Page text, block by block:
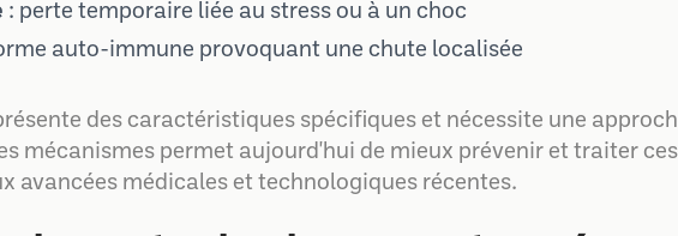
: perte temporaire liée au stress ou à un choc
auto-immune provoquant une chute localisée
des caractéristiques spécifiques et nécessite une
mécanismes permet aujourd'hui de mieux prévenir et traiter
avancées médicales et technologiques récentes.